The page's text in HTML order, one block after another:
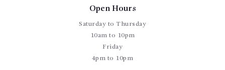
Open Hours
Saturday to Thursday
10am to 10pm
Friday
4pm to 10pm